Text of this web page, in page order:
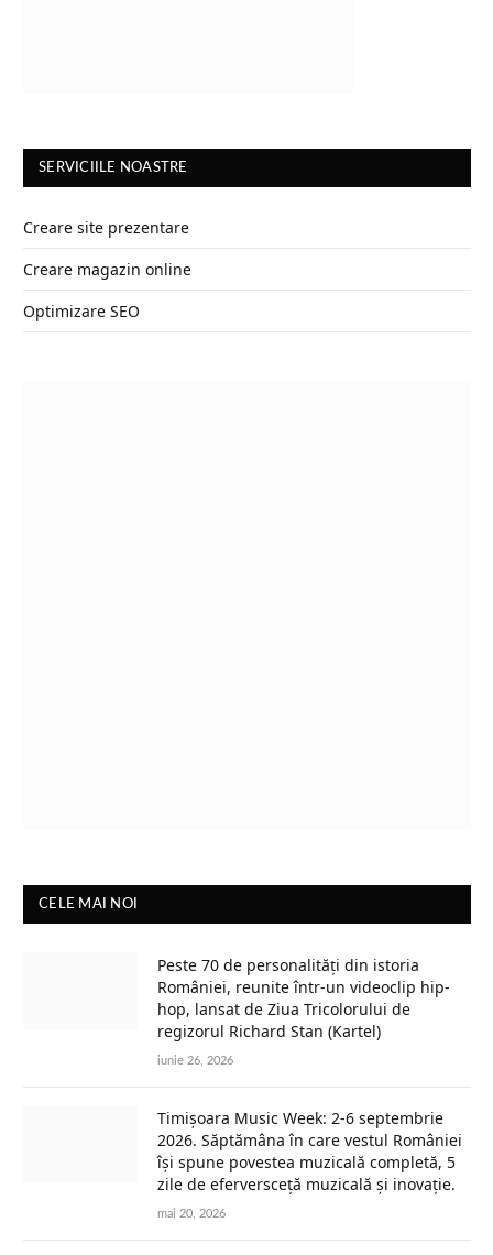
SERVICIILE NOASTRE
Creare site prezentare
Creare magazin online
Optimizare SEO
CELE MAI NOI
Peste 70 de personalități din istoria
României, reunite într-un videoclip hip-
hop, lansat de Ziua Tricolorului de
regizorul Richard Stan (Kartel)
iunie 26, 2026
Timișoara Music Week: 2-6 septembrie
2026. Săptămâna în care vestul României
își spune povestea muzicală completă, 5
zile de eferversceță muzicală și inovație.
mai 20, 2026